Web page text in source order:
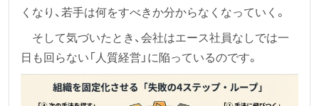
くなり、若手は何をすべきか分からなくなっていく。
そして気づいたとき、会社はエース社員なしでは一
日も回らない「人質経営」に陥っているのです。